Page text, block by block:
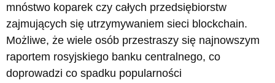
mnóstwo koparek czy całych przedsiębiorstw
zajmujących się utrzymywaniem sieci blockchain.
Możliwe, że wiele osób przestraszy się najnowszym
raportem rosyjskiego banku centralnego, co
doprowadzi co spadku popularności